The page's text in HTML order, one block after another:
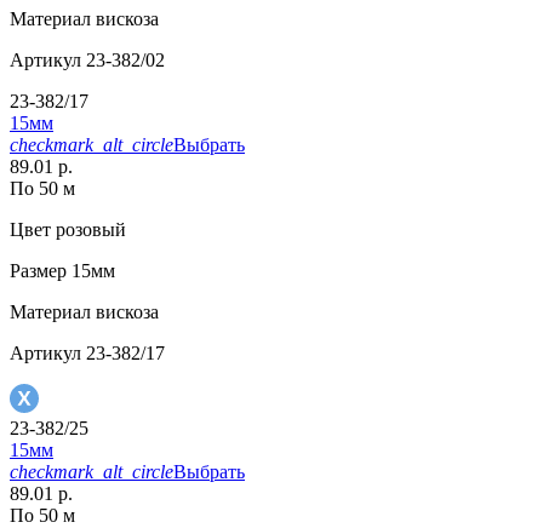
Материал вискоза
Артикул 23-382/02
23-382/17
15мм
checkmark_alt_circleВыбрать
89.01 р.
По 50 м
Цвет розовый
Размер 15мм
Материал вискоза
Артикул 23-382/17
23-382/25
15мм
checkmark_alt_circleВыбрать
89.01 р.
По 50 м